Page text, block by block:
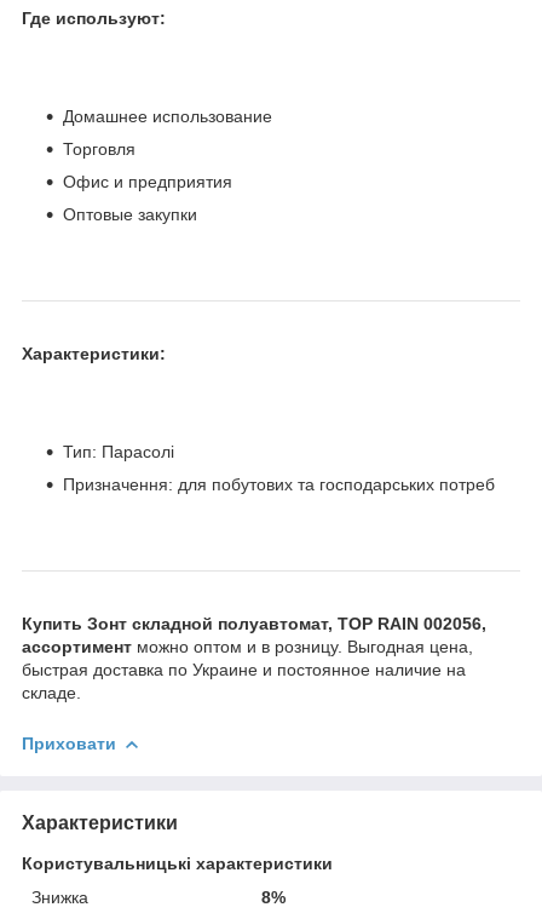
Где используют:
Домашнее использование
Торговля
Офис и предприятия
Оптовые закупки
Характеристики:
Тип: Парасолі
Призначення: для побутових та господарських потреб
Купить Зонт складной полуавтомат, TOP RAIN 002056,
ассортимент можно оптом и в розницу. Выгодная цена,
быстрая доставка по Украине и постоянное наличие на
складе.
Приховати
Характеристики
Користувальницькі характеристики
Знижка
8%